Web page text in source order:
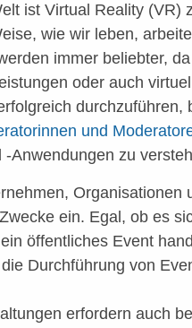
ist Virtual Reality (VR)
wie wir leben,
immer beliebter,
oder auch
und
-Anwendungen zu
Organisationen
ein. Egal, ob es
öffentliches Event
Durchführung von
erfordern auch